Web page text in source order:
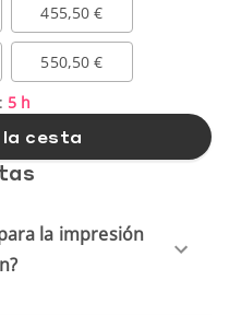
455,50 €
550,50 €
5 h
cesta
la impresión